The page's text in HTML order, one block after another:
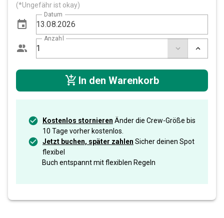
(*Ungefähr ist okay)
Datum
Anzahl
In den Warenkorb
Kostenlos stornieren Änder die Crew-Größe bis
10 Tage vorher kostenlos.
Jetzt buchen, später zahlen Sicher deinen Spot
flexibel
Buch entspannt mit flexiblen Regeln